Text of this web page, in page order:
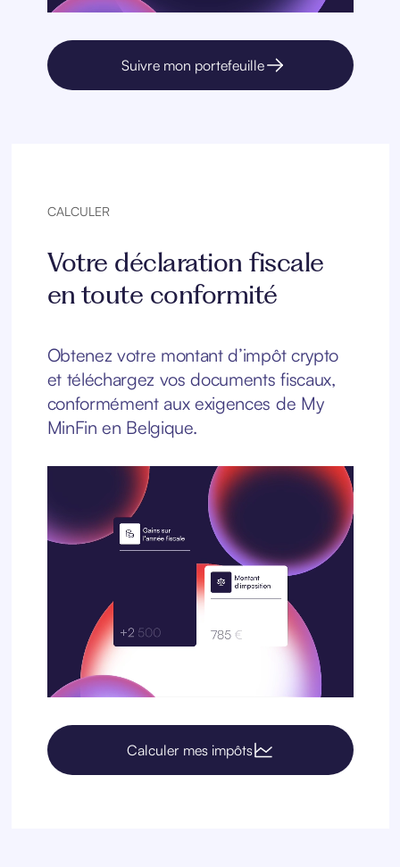
Suivre mon portefeuille
CALCULER
Votre déclaration fiscale
en toute conformité
Obtenez votre montant d’impôt crypto
et téléchargez vos documents fiscaux,
conformément aux exigences de My
MinFin en Belgique.
Calculer mes impôts